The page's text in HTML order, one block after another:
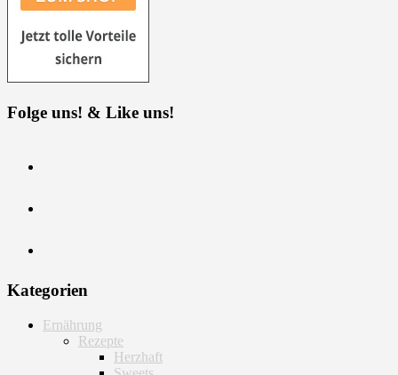
Folge uns! & Like uns!
Kategorien
Ernährung
Rezepte
Herzhaft